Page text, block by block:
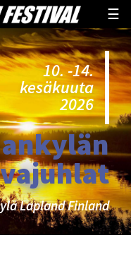
☰
10. -14.
kesäkuuta
2026
Lapland Finland